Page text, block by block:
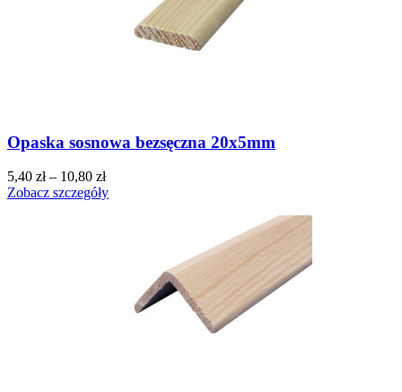
Opaska sosnowa bezsęczna 20x5mm
5,40 zł– 10,80 zł
Zobacz szczegóły